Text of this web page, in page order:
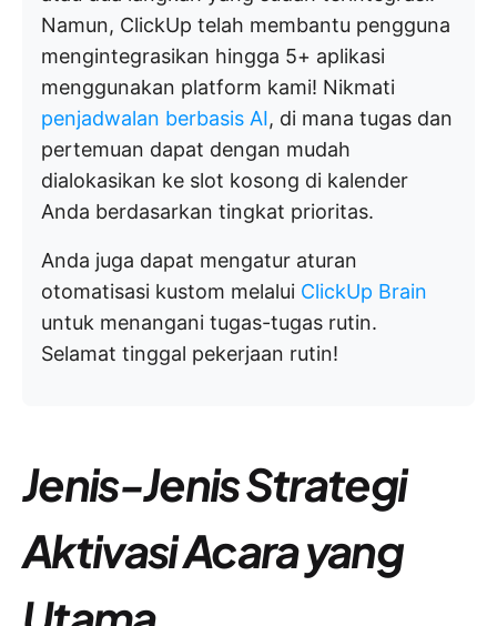
Namun, ClickUp telah membantu pengguna
mengintegrasikan hingga 5+ aplikasi
menggunakan platform kami! Nikmati
penjadwalan berbasis AI, di mana tugas dan
pertemuan dapat dengan mudah
dialokasikan ke slot kosong di kalender
Anda berdasarkan tingkat prioritas.
Anda juga dapat mengatur aturan
otomatisasi kustom melalui ClickUp Brain
untuk menangani tugas-tugas rutin.
Selamat tinggal pekerjaan rutin!
Jenis-Jenis Strategi
Aktivasi Acara yang